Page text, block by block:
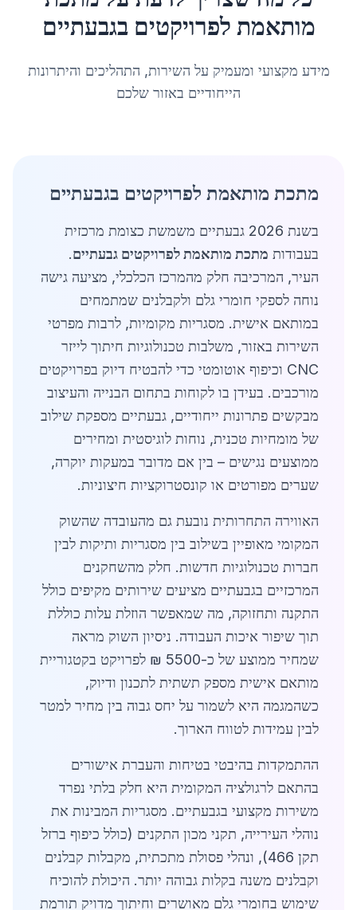
מותאמת לפרויקטים בגבעתיים
מידע מקצועי ומעמיק על השירות, התהליכים והיתרונות
הייחודיים באזור שלכם
מתכת מותאמת לפרויקטים בגבעתיים
בשנת 2026 גבעתיים משמשת כצומת מרכזית
בעבודות מתכת מותאמת לפרויקטים גבעתיים.
העיר, המרכיבה חלק מהמרכז הכלכלי, מציעה גישה
נוחה לספקי חומרי גלם ולקבלנים שמתמחים
במותאם אישית. מסגריות מקומיות, לרבות מפרטי
השירות באזור, משלבות טכנולוגיות חיתוך לייזר
CNC וכיפוף אוטומטי כדי להבטיח דיוק בפרויקטים
מורכבים. בעידן בו לקוחות בתחום הבנייה והעיצוב
מבקשים פתרונות ייחודיים, גבעתיים מספקת שילוב
של מומחיות טכנית, נוחות לוגיסטית ומחירים
ממוצעים נגישים – בין אם מדובר במעקות יוקרה,
שערים מפורטים או קונסטרוקציות חיצוניות.
האווירה התחרותית נובעת גם מהעובדה שהשוק
המקומי מאופיין בשילוב בין מסגריות ותיקות לבין
חברות טכנולוגיות חדשות. חלק מהשחקנים
המרכזיים בגבעתיים מציעים שירותים מקיפים כולל
התקנה ותחזוקה, מה שמאפשר הוזלת עלות כוללת
תוך שיפור איכות העבודה. ניסיון השוק מראה
שמחיר ממוצע של כ-5500 ₪ לפרויקט בקטגוריית
מותאם אישית מספק תשתית לתכנון ודיוק,
כשהמגמה היא לשמור על יחס גבוה בין מחיר למטר
לבין עמידות לטווח הארוך.
ההתמקדות בהיבטי בטיחות והעברת אישורים
בהתאם לרגולציה המקומית היא חלק בלתי נפרד
משירות מקצועי בגבעתיים. מסגריות המבינות את
נוהלי העירייה, תקני מכון התקנים (כולל כיפוף ברזל
תקן 466), ונהלי פסולת מתכתית, מקבלות קבלנים
וקבלנים משנה בקלות גבוהה יותר. היכולת להוכיח
שימוש בחומרי גלם מאושרים וחיתוך מדויק תורמת